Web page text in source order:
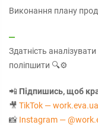
Виконання плану
Здатність
поліпшити 🔍⚙️
📲 Підпишись, щоб
🎥 TikTok — work.eva.ua
📸 Instagram —